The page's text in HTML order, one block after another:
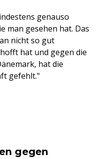
genauso
man gesehen hat. Das
nicht so gut
hat und gegen die
hat die
gefehlt."
gegen